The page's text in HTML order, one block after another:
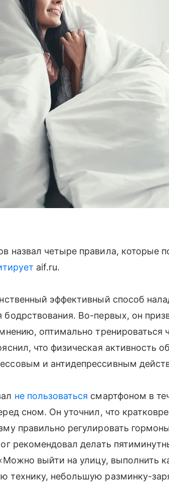
назвал четыре правила, которые
aif.ru.
эффективный способ
Во-первых, он
оптимально тренироваться
что физическая активность
и антидепрессивным
не пользоваться смартфоном в
сном. Он уточнил, что
правильно регулировать
рекомендовал делать
выйти на улицу, выполнить
технику, небольшую разминку-